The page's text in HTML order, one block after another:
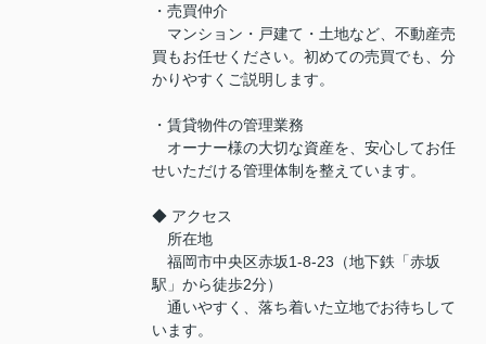
・売買仲介
マンション・戸建て・土地など、不動産売
買もお任せください。初めての売買でも、分
かりやすくご説明します。
・賃貸物件の管理業務
オーナー様の大切な資産を、安心してお任
せいただける管理体制を整えています。
◆ アクセス
所在地
福岡市中央区赤坂1-8-23（地下鉄「赤坂
駅」から徒歩2分）
通いやすく、落ち着いた立地でお待ちして
います。